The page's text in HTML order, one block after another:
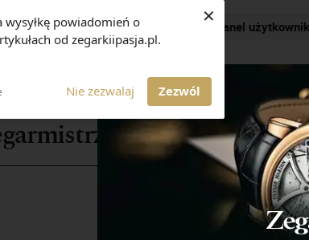
wysyłkę powiadomień o
od zegarkiipasja.pl.
Nie zezwalaj Zezwól
×
Panel użytkownika -
MAGAZYN ZEGARKI I PASJA